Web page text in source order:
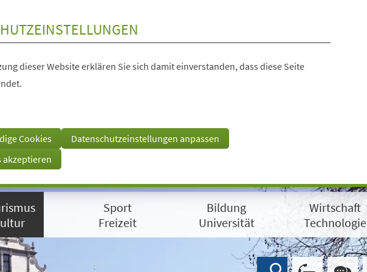
dieser Website erklären Sie sich damit einverstanden, dass diese Seite
Cookies
Datenschutzeinstellungen anpassen
akzeptieren
Sport
Freizeit
Bildung
Universität
Wirtschaft
Technologie